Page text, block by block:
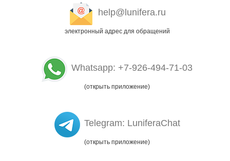
help@lunifera.ru
электронный адрес для обращений
Whatsapp: +7-926-494-71-03
(открыть приложение)
Telegram: LuniferaChat
(открыть приложение)